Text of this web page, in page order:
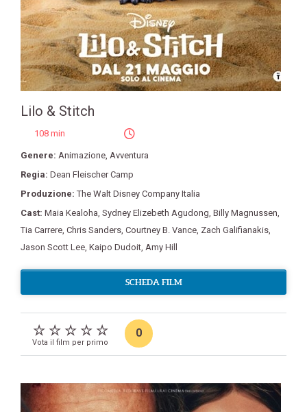
Lilo & Stitch
108 min
Genere: Animazione, Avventura
Regia: Dean Fleischer Camp
Produzione:The Walt Disney Company Italia
Cast: Maia Kealoha, Sydney Elizebeth Agudong, Billy Magnussen,
Tia Carrere, Chris Sanders, Courtney B. Vance, Zach Galifianakis,
Jason Scott Lee, Kaipo Dudoit, Amy Hill
SCHEDA FILM
Vota il film per primo
0